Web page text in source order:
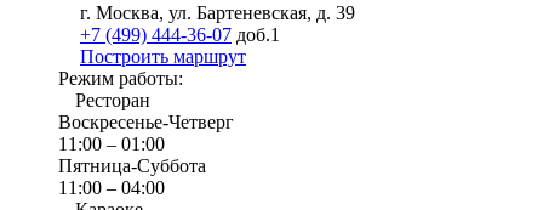
г. Москва, ул. Бартеневская, д. 39
+7 (499) 444-36-07 доб.1
Построить маршрут
Режим работы:
Ресторан
Воскресенье-Четверг
11:00 – 01:00
Пятница-Суббота
11:00 – 04:00